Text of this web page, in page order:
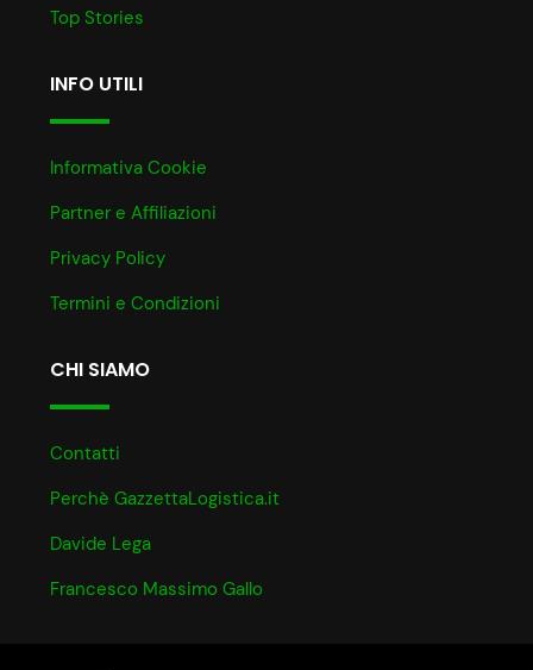
Top Stories
INFO UTILI
Informativa Cookie
Partner e Affiliazioni
Privacy Policy
Termini e Condizioni
CHI SIAMO
Contatti
Perchè GazzettaLogistica.it
Davide Lega
Francesco Massimo Gallo